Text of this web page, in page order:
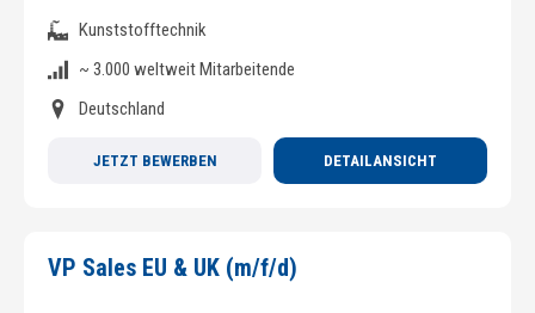
Kunststofftechnik
~ 3.000 weltweit Mitarbeitende
Deutschland
JETZT BEWERBEN DETAILANSICHT
VP Sales EU & UK (m/f/d)